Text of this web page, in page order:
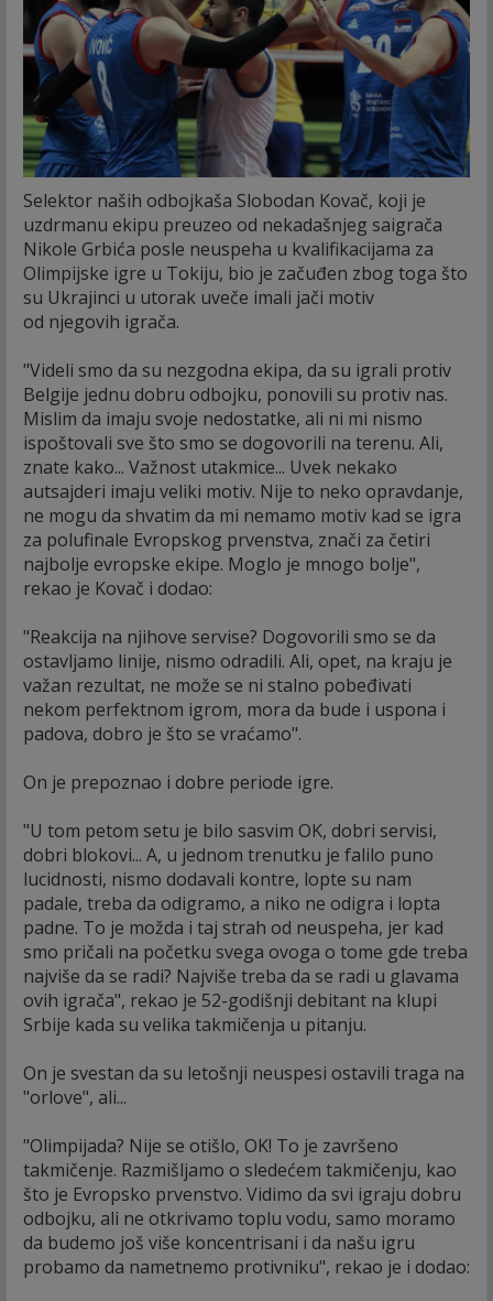
Selektor naših odbojkaša Slobodan Kovač, koji je
uzdrmanu ekipu preuzeo od nekadašnjeg saigrača
Nikole Grbića posle neuspeha u kvalifikacijama za
Olimpijske igre u Tokiju, bio je začuđen zbog toga što
su Ukrajinci u utorak uveče imali jači motiv
od njegovih igrača.
"Videli smo da su nezgodna ekipa, da su igrali protiv
Belgije jednu dobru odbojku, ponovili su protiv nas.
Mislim da imaju svoje nedostatke, ali ni mi nismo
ispoštovali sve što smo se dogovorili na terenu. Ali,
znate kako... Važnost utakmice... Uvek nekako
autsajderi imaju veliki motiv. Nije to neko opravdanje,
ne mogu da shvatim da mi nemamo motiv kad se igra
za polufinale Evropskog prvenstva, znači za četiri
najbolje evropske ekipe. Moglo je mnogo bolje",
rekao je Kovač i dodao:
"Reakcija na njihove servise? Dogovorili smo se da
ostavljamo linije, nismo odradili. Ali, opet, na kraju je
važan rezultat, ne može se ni stalno pobeđivati
nekom perfektnom igrom, mora da bude i uspona i
padova, dobro je što se vraćamo".
On je prepoznao i dobre periode igre.
"U tom petom setu je bilo sasvim OK, dobri servisi,
dobri blokovi... A, u jednom trenutku je falilo puno
lucidnosti, nismo dodavali kontre, lopte su nam
padale, treba da odigramo, a niko ne odigra i lopta
padne. To je možda i taj strah od neuspeha, jer kad
smo pričali na početku svega ovoga o tome gde treba
najviše da se radi? Najviše treba da se radi u glavama
ovih igrača", rekao je 52-godišnji debitant na klupi
Srbije kada su velika takmičenja u pitanju.
On je svestan da su letošnji neuspesi ostavili traga na
"orlove", ali...
"Olimpijada? Nije se otišlo, OK! To je završeno
takmičenje. Razmišljamo o sledećem takmičenju, kao
što je Evropsko prvenstvo. Vidimo da svi igraju dobru
odbojku, ali ne otkrivamo toplu vodu, samo moramo
da budemo još više koncentrisani i da našu igru
probamo da nametnemo protivniku", rekao je i dodao: